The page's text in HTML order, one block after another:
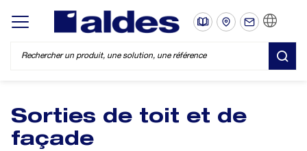
Display/hide main menu
Sorties de toit et de
façade